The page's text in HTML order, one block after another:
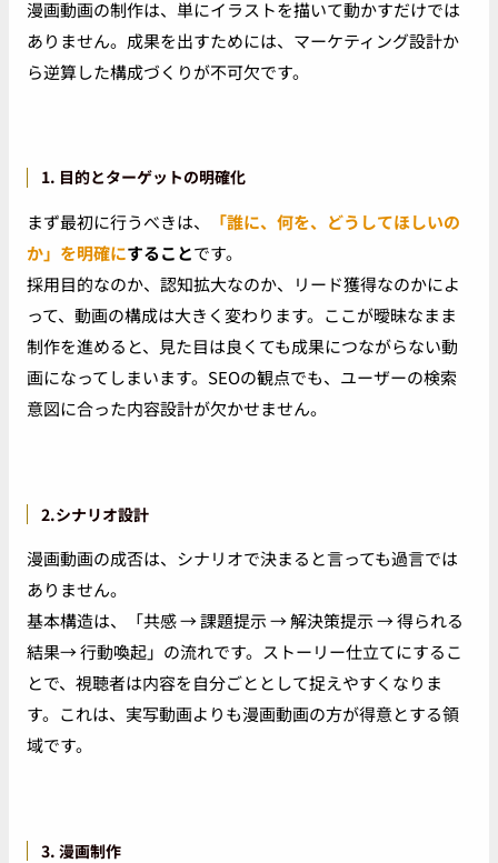
漫画動画の制作は、単にイラストを描いて動かすだけでは
ありません。成果を出すためには、マーケティング設計か
ら逆算した構成づくりが不可欠です。
1. 目的とターゲットの明確化
まず最初に行うべきは、
「誰に、何を、どうしてほしいの
か」を明確にすることです。
採用目的なのか、認知拡大なのか、リード獲得なのかによ
って、動画の構成は大きく変わります。ここが曖昧なまま
制作を進めると、見た目は良くても成果につながらない動
画になってしまいます。SEOの観点でも、ユーザーの検索
意図に合った内容設計が欠かせません。
2.シナリオ設計
漫画動画の成否は、シナリオで決まると言っても過言では
ありません。
基本構造は、「共感 → 課題提示 → 解決策提示 → 得られる
結果→ 行動喚起」の流れです。ストーリー仕立てにするこ
とで、視聴者は内容を自分ごととして捉えやすくなりま
す。これは、実写動画よりも漫画動画の方が得意とする領
域です。
3. 漫画制作